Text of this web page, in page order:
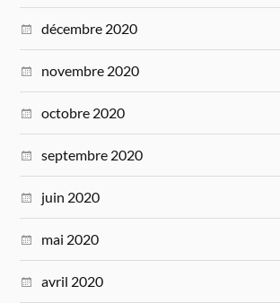
décembre 2020
novembre 2020
octobre 2020
septembre 2020
juin 2020
mai 2020
avril 2020